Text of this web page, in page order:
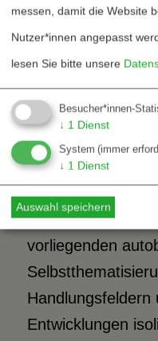
Weltauffassung
Zusammenhang.
Analyse der
dessen
seit jeher fern von
Angelegenheiten
Schaffen ganz
Fortschritt.
vorliegenden
Handlungsfeldern
Entwicklungen
messen, damit die Website
Nutzer*innen angepasst
lesen Sie bitte unsere
Besucher*innen-
↓ 1 Dienst
System (immer
↓ 1 Dienst
Auswahl speichern